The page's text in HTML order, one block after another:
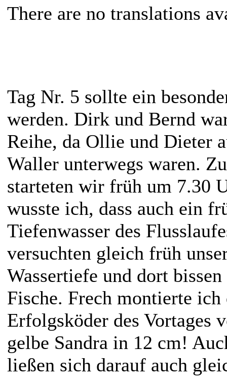
There are no translations
Tag Nr. 5 sollte ein
werden. Dirk und Bernd
Reihe, da Ollie und Dieter
Waller unterwegs waren.
starteten wir früh um 7.30
wusste ich, dass auch ein
Tiefenwasser des
versuchten gleich früh
Wassertiefe und dort
Fische. Frech montierte
Erfolgsköder des Vortages
gelbe Sandra in 12 cm!
ließen sich darauf auch